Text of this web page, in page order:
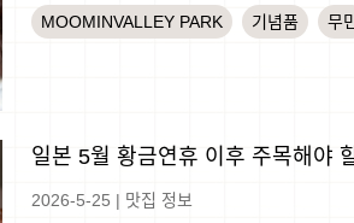
MOOMINVALLEY PARK 기념품 무
일본 5월 황금연휴 이후 주목해야
2026-5-25 | 맛집 정보